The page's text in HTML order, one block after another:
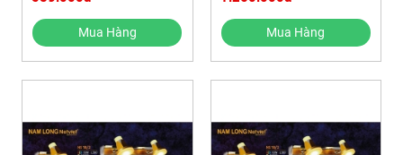
Mua Hàng Mua Hàng